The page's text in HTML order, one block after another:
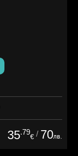
35.79
€ / 70лв.